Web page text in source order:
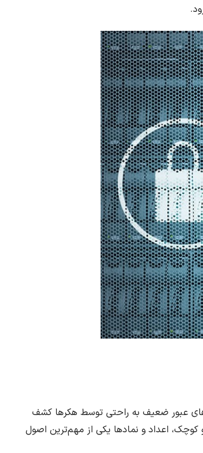
عبور ضعیف به راحتی توسط هکرها کشف
اعداد و نمادها یکی از مهم‌ترین اصول